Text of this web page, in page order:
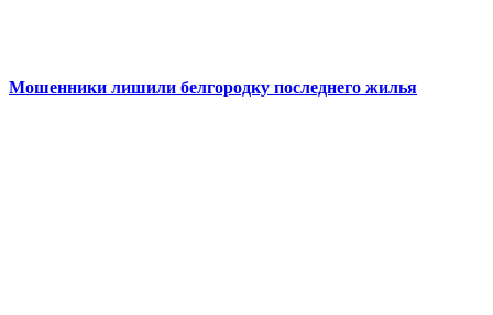
Мошенники лишили белгородку последнего жилья